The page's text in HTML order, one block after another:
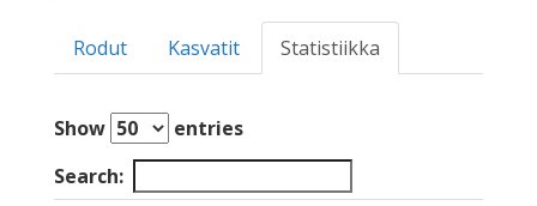
Rodut Kasvatit Statistiikka
Show
entries
Search: